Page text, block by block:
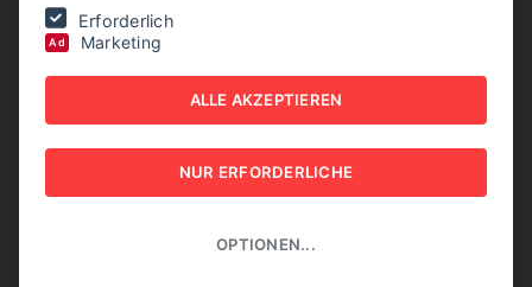
1/2026
|Weil Tradition allein nicht reicht
WEIL TRADITION ALLEIN
NICHT REICHT
NEW BUSINESS EXPORT - NB EXPORT 1/2026
Erforderlich
Ad Marketing
ALLE AKZEPTIEREN
NUR ERFORDERLICHE
OPTIONEN...